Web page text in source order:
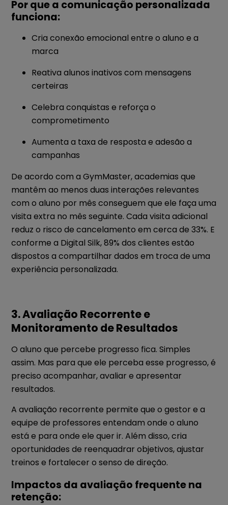
Por que a comunicação personalizada
funciona:
Cria conexão emocional entre o aluno e a
marca
Reativa alunos inativos com mensagens
certeiras
Celebra conquistas e reforça o
comprometimento
Aumenta a taxa de resposta e adesão a
campanhas
De acordo com a GymMaster, academias que
mantêm ao menos duas interações relevantes
com o aluno por mês conseguem que ele faça uma
visita extra no mês seguinte. Cada visita adicional
reduz o risco de cancelamento em cerca de 33%. E
conforme a Digital Silk, 89% dos clientes estão
dispostos a compartilhar dados em troca de uma
experiência personalizada.
3. Avaliação Recorrente e
Monitoramento de Resultados
O aluno que percebe progresso fica. Simples
assim. Mas para que ele perceba esse progresso, é
preciso acompanhar, avaliar e apresentar
resultados.
A avaliação recorrente permite que o gestor e a
equipe de professores entendam onde o aluno
está e para onde ele quer ir. Além disso, cria
oportunidades de reenquadrar objetivos, ajustar
treinos e fortalecer o senso de direção.
Impactos da avaliação frequente na
retenção: